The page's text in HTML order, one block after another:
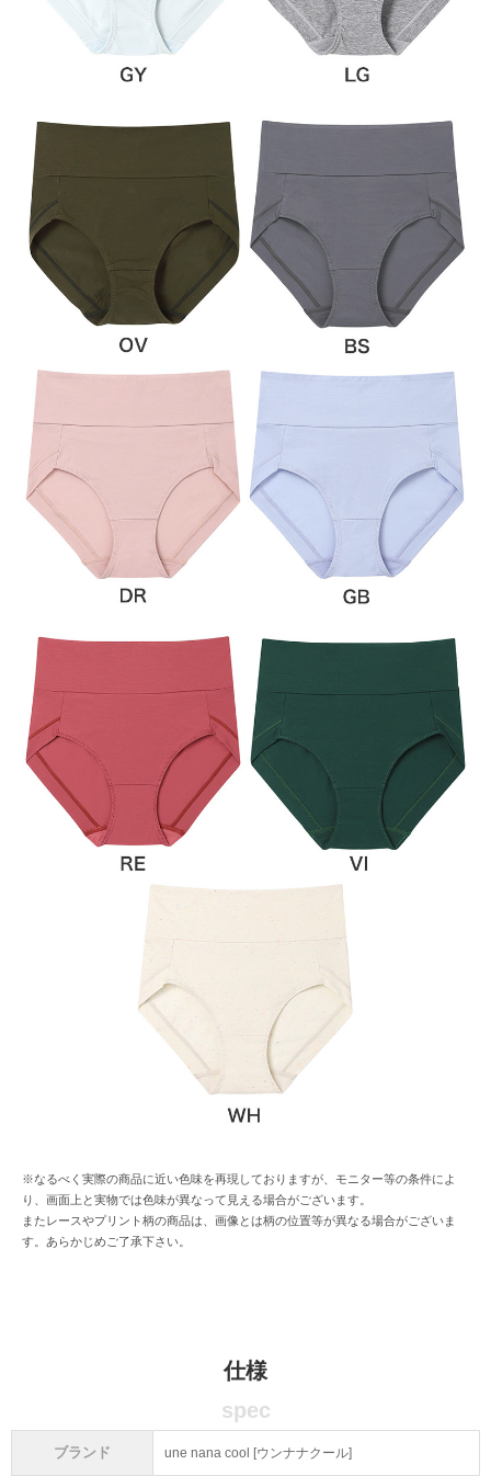
※なるべく実際の商品に近い色味を再現しておりますが、モニター等の条件によ
り、画面上と実物では色味が異なって見える場合がございます。
またレースやプリント柄の商品は、画像とは柄の位置等が異なる場合がございま
す。あらかじめご了承下さい。
仕様
spec
ブランド une nana cool [ウンナナクール]